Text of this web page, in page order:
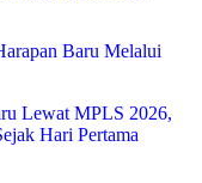
Baru Melalui
Lewat MPLS 2026,
Hari Pertama